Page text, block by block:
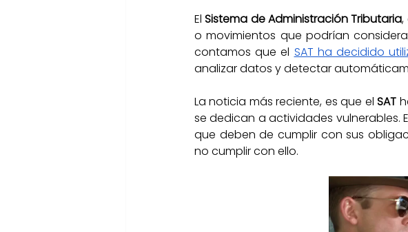
El Sistema de Administración Tributaria
o movimientos que podrían
contamos que el SAT ha decidido
analizar datos y detectar
La noticia más reciente, es que el SAT
se dedican a actividades vulnerables.
que deben de cumplir con sus
no cumplir con ello.